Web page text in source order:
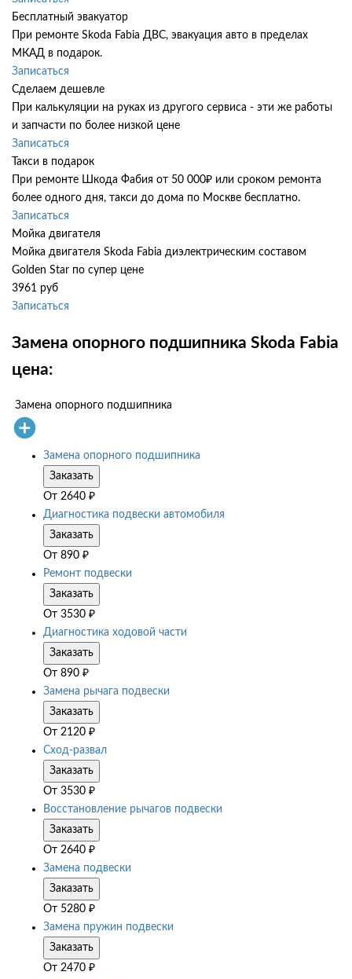
Бесплатный эвакуатор
При ремонте Skoda Fabia ДВС, эвакуация авто в пределах
МКАД в подарок.
Записаться
Сделаем дешевле
При калькуляции на руках из другого сервиса - эти же работы
и запчасти по более низкой цене
Записаться
Такси в подарок
При ремонте Шкода Фабия от 50 000₽ или сроком ремонта
более одного дня, такси до дома по Москве бесплатно.
Записаться
Мойка двигателя
Мойка двигателя Skoda Fabia диэлектрическим составом
Golden Star по супер цене
3961 руб
Записаться
Замена опорного подшипника Skoda Fabia
цена:
Замена опорного подшипника
Замена опорного подшипника
Заказать
От 2640 ₽
Диагностика подвески автомобиля
Заказать
От 890 ₽
Ремонт подвески
Заказать
От 3530 ₽
Диагностика ходовой части
Заказать
От 890 ₽
Замена рычага подвески
Заказать
От 2120 ₽
Сход-развал
Заказать
От 3530 ₽
Восстановление рычагов подвески
Заказать
От 2640 ₽
Замена подвески
Заказать
От 5280 ₽
Замена пружин подвески
Заказать
От 2470 ₽